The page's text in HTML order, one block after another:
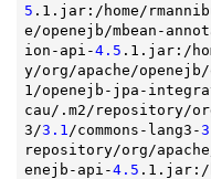
5 .1.jar:/home/
e/openejb/mbean-
ion-api-4.5 .1.jar:/
y/org/apache/
1/openejb-jpa-
cau/.m2/repository/
3/3.1 /commons-lang3-
repository/org/
enejb-api-4.5 .1.jar:/